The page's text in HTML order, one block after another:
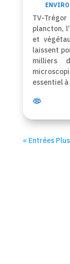
TV-
plancton,
et
laissent
milliers
essentiel
« Entrées